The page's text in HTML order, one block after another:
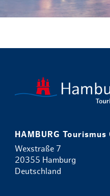
HAMBURG Tourismus
Wexstraße 7
20355 Hamburg
Deutschland